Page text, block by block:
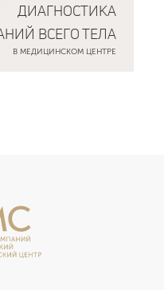
ДИАГНОСТИКА
ВСЕГО ТЕЛА
В МЕДИЦИНСКОМ ЦЕНТРЕ